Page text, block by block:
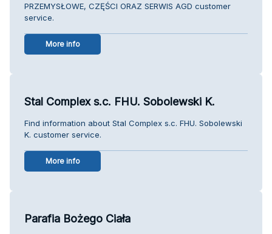
PRZEMYSŁOWE, CZĘŚCI ORAZ SERWIS AGD customer
service.
More info
Stal Complex s.c. FHU. Sobolewski K.
Find information about Stal Complex s.c. FHU. Sobolewski
K. customer service.
More info
Parafia Bożego Ciała